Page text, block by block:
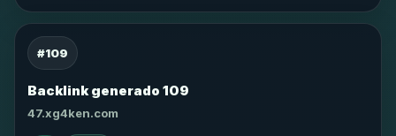
#109
Backlink generado 109
47.xg4ken.com